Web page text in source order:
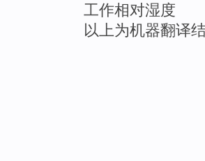
工作相对湿度
以上为机器翻译